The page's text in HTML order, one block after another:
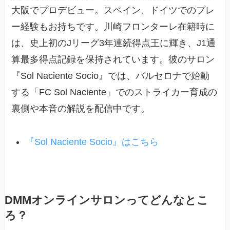
大阪でプロデビュー。スペイン、ドイツでのプレ
ー経験もお持ちです。川崎フロンターレ在籍時に
は、史上初のJリーグ3年連続得点王に輝き、J1通
算最多得点記録を保持されています。彼のサロン
『Sol Naciente Socio』では、バルセロナで始動
する「FC Sol Naciente」でのストライカー育成の
裏側や本音の解説を配信中です。
『Sol Naciente Socio』はこちら
DMMオンラインサロンってどんなとこ
ろ？